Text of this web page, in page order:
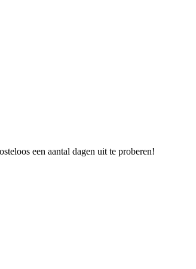
een aantal dagen uit te proberen!